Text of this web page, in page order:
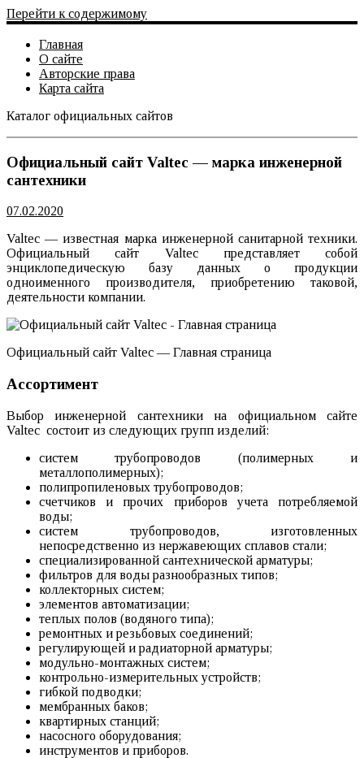
Перейти к содержимому
Главная
О сайте
Авторские права
Карта сайта
Каталог официальных сайтов
Официальный сайт Valtec — марка инженерной
сантехники
07.02.2020
Valtec — известная марка инженерной санитарной техники.
Официальный сайт Valtec представляет собой
энциклопедическую базу данных о продукции
одноименного производителя, приобретению таковой,
деятельности компании.
Официальный сайт Valtec — Главная страница
Ассортимент
Выбор инженерной сантехники на официальном сайте
Valtec состоит из следующих групп изделий:
систем трубопроводов (полимерных и
металлополимерных);
полипропиленовых трубопроводов;
счетчиков и прочих приборов учета потребляемой
воды;
систем трубопроводов, изготовленных
непосредственно из нержавеющих сплавов стали;
специализированной сантехнической арматуры;
фильтров для воды разнообразных типов;
коллекторных систем;
элементов автоматизации;
теплых полов (водяного типа);
ремонтных и резьбовых соединений;
регулирующей и радиаторной арматуры;
модульно-монтажных систем;
контрольно-измерительных устройств;
гибкой подводки;
мембранных баков;
квартирных станций;
насосного оборудования;
инструментов и приборов.